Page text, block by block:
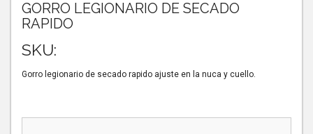
GORRO LEGIONARIO DE SECADO
RAPIDO
SKU:
Gorro legionario de secado rapido ajuste en la nuca y cuello.